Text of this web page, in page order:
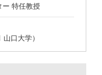
ー 特任教授
口大学）